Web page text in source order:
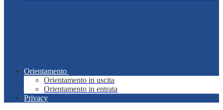
Orientamento
Orientamento in uscita
Orientamento in entrata
Privacy